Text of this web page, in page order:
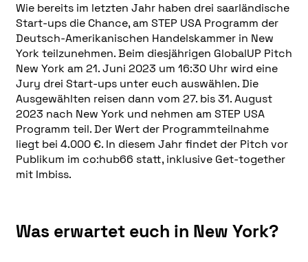
Wie bereits im letzten Jahr haben drei saarländische
Start-ups die Chance, am STEP USA Programm der
Deutsch-Amerikanischen Handelskammer in New
York teilzunehmen. Beim diesjährigen GlobalUP Pitch
New York am 21. Juni 2023 um 16:30 Uhr wird eine
Jury drei Start-ups unter euch auswählen. Die
Ausgewählten reisen dann vom 27. bis 31. August
2023 nach New York und nehmen am STEP USA
Programm teil. Der Wert der Programmteilnahme
liegt bei 4.000 €. In diesem Jahr findet der Pitch vor
Publikum im co:hub66 statt, inklusive Get-together
mit Imbiss.
Was erwartet euch in New York?